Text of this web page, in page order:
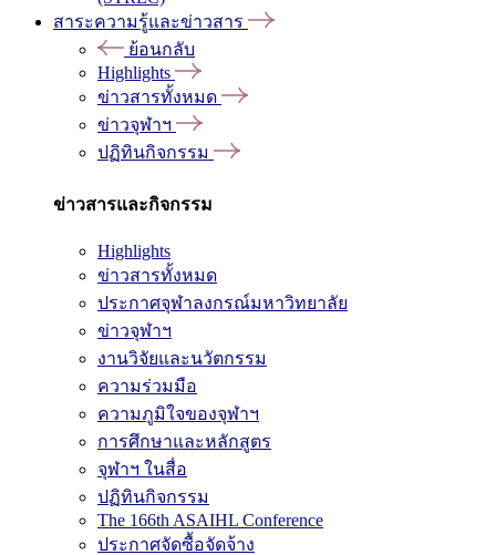
สาระความรู้และข่าวสาร
ย้อนกลับ
Highlights
ข่าวสารทั้งหมด
ข่าวจุฬาฯ
ปฏิทินกิจกรรม
ข่าวสารและกิจกรรม
Highlights
ข่าวสารทั้งหมด
ประกาศจุฬาลงกรณ์มหาวิทยาลัย
ข่าวจุฬาฯ
งานวิจัยและนวัตกรรม
ความร่วมมือ
ความภูมิใจของจุฬาฯ
การศึกษาและหลักสูตร
จุฬาฯ ในสื่อ
ปฏิทินกิจกรรม
The 166th ASAIHL Conference
ประกาศจัดซื้อจัดจ้าง